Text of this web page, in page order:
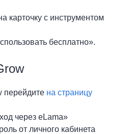
карточку с инструментом
бесплатно».
перейдите на страницу
через eLama»
от личного кабинета